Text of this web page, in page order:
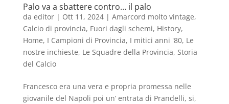
Palo va a sbattere contro… il palo
da editor| Ott 11, 2024| Amarcord molto vintage,
Calcio di provincia, Fuori dagli schemi, History,
Home, I Campioni di Provincia, I mitici anni '80, Le
nostre inchieste, Le Squadre della Provincia, Storia
del Calcio
Francesco era una vera e propria promessa nelle
giovanile del Napoli poi un’ entrata di Prandelli, si,